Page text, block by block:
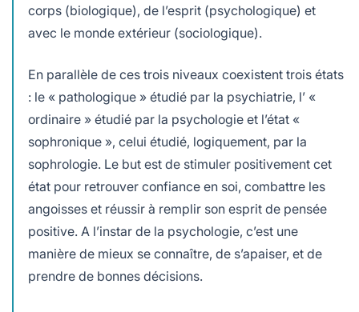
corps (biologique), de l’esprit (psychologique) et
avec le monde extérieur (sociologique).
En parallèle de ces trois niveaux coexistent trois états
: le « pathologique » étudié par la psychiatrie, l’ «
ordinaire » étudié par la psychologie et l’état «
sophronique », celui étudié, logiquement, par la
sophrologie. Le but est de stimuler positivement cet
état pour retrouver confiance en soi, combattre les
angoisses et réussir à remplir son esprit de pensée
positive. A l’instar de la psychologie, c’est une
manière de mieux se connaître, de s’apaiser, et de
prendre de bonnes décisions.